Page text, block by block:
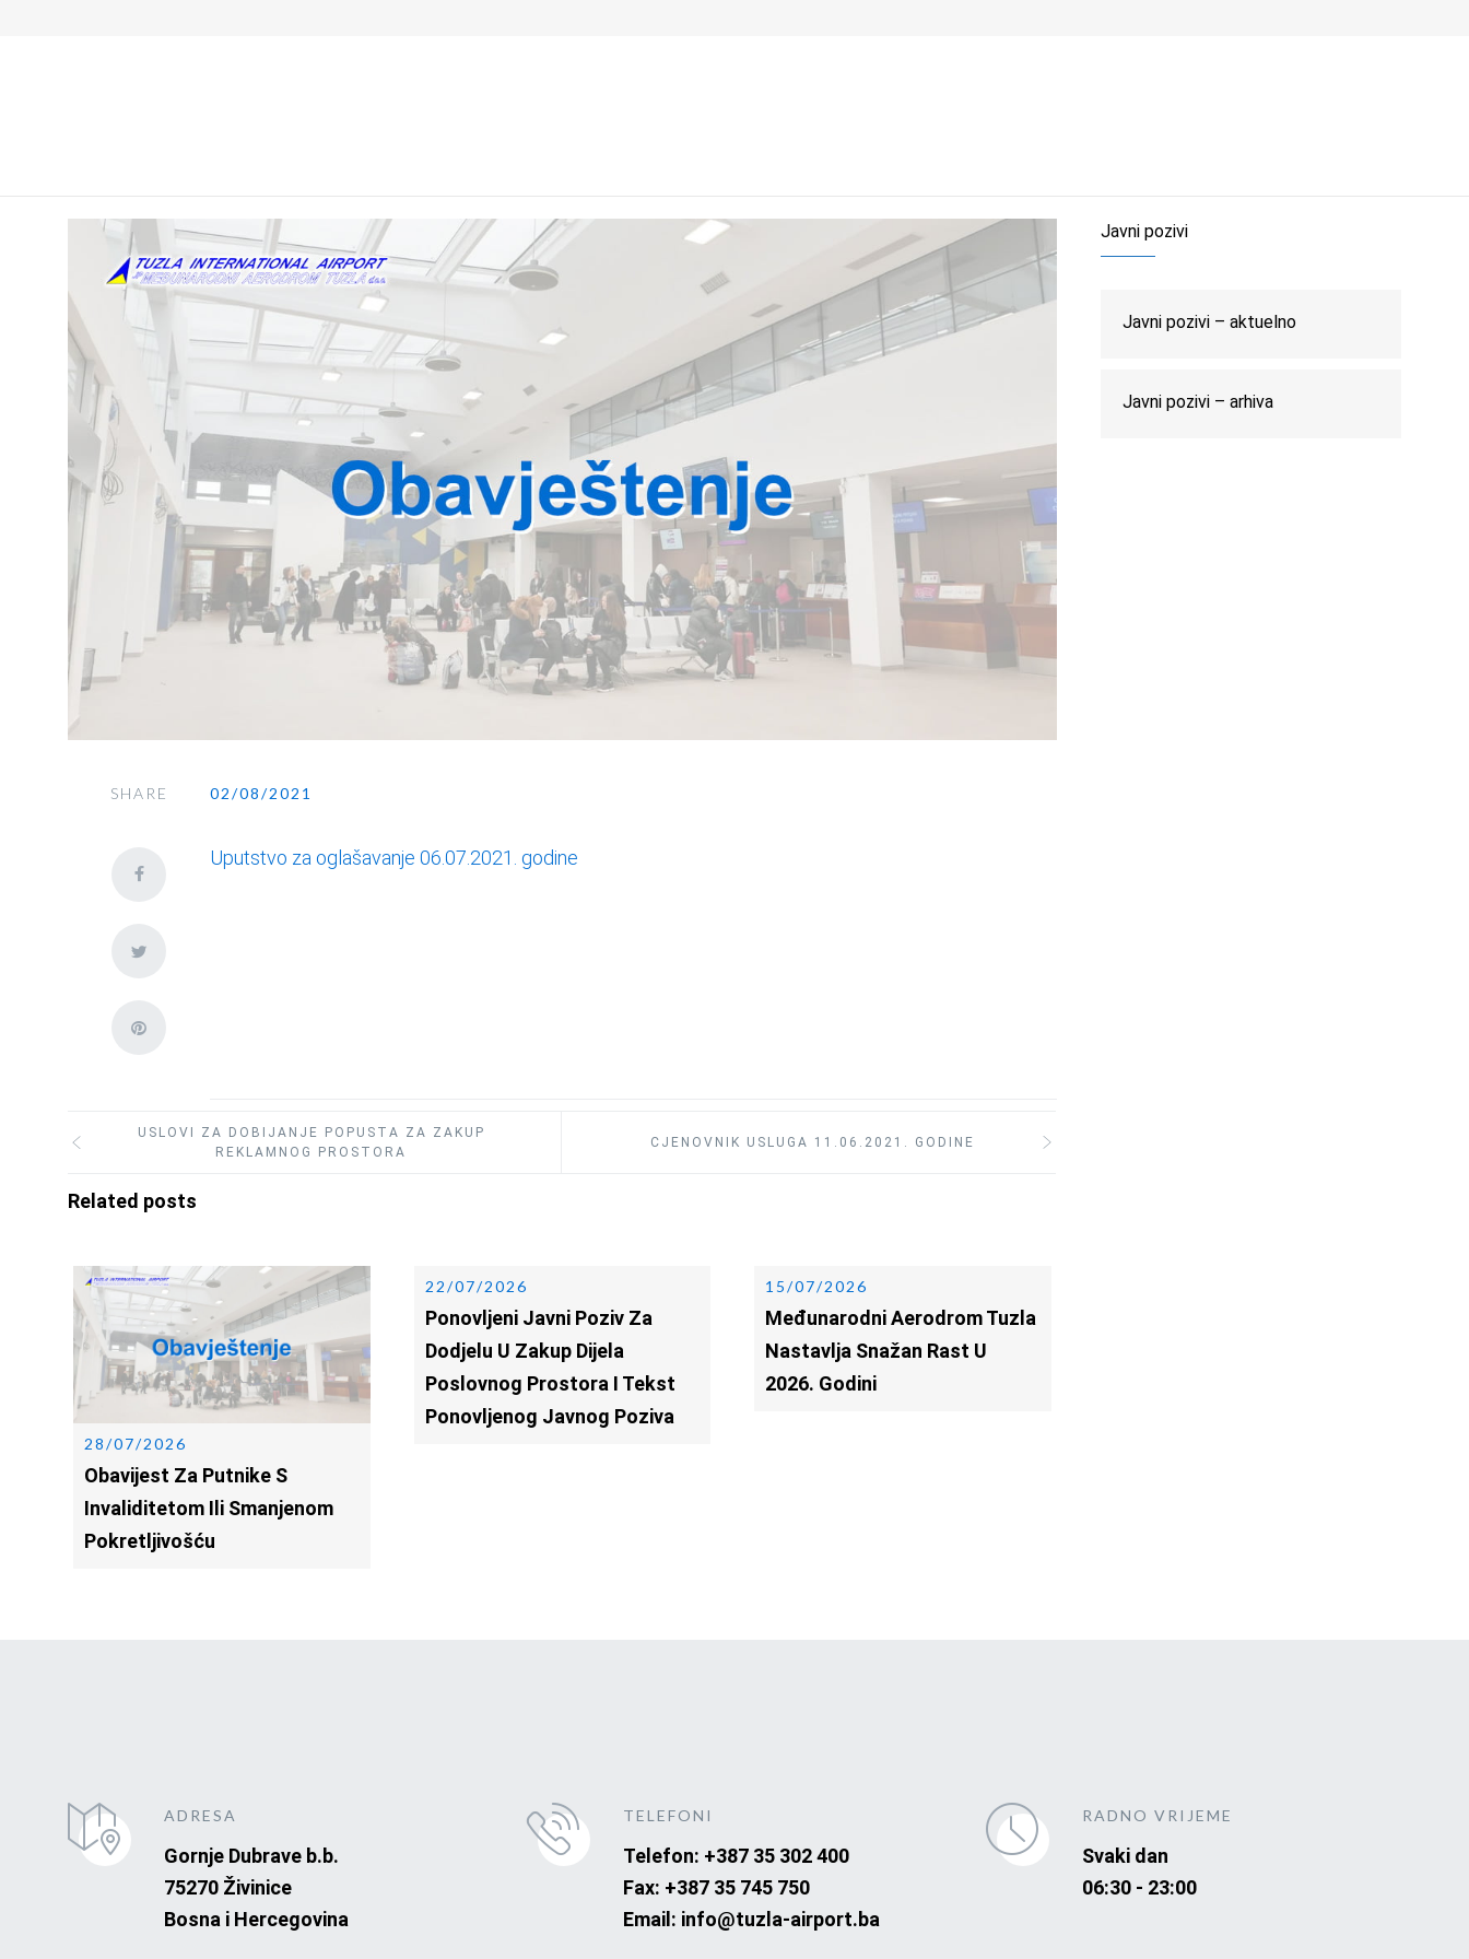
SHARE 02/08/2021
Uputstvo za oglašavanje 06.07.2021. godine
USLOVI ZA DOBIJANJE POPUSTA ZA ZAKUP
REKLAMNOG PROSTORA
CJENOVNIK USLUGA 11.06.2021. GODINE
Related posts
28/07/2026
Obavijest Za Putnike S
Invaliditetom Ili Smanjenom
Pokretljivošću
22/07/2026
Ponovljeni Javni Poziv Za
Dodjelu U Zakup Dijela
Poslovnog Prostora I Tekst
Ponovljenog Javnog Poziva
15/07/2026
Međunarodni Aerodrom Tuzla
Nastavlja Snažan Rast U
2026. Godini
Javni pozivi
Javni pozivi – aktuelno
Javni pozivi – arhiva
ADRESA
Gornje Dubrave b.b.
75270 Živinice
Bosna i Hercegovina
TELEFONI
Telefon: +387 35 302 400
Fax: +387 35 745 750
Email: info@tuzla-airport.ba
RADNO VRIJEME
Svaki dan
06:30 - 23:00